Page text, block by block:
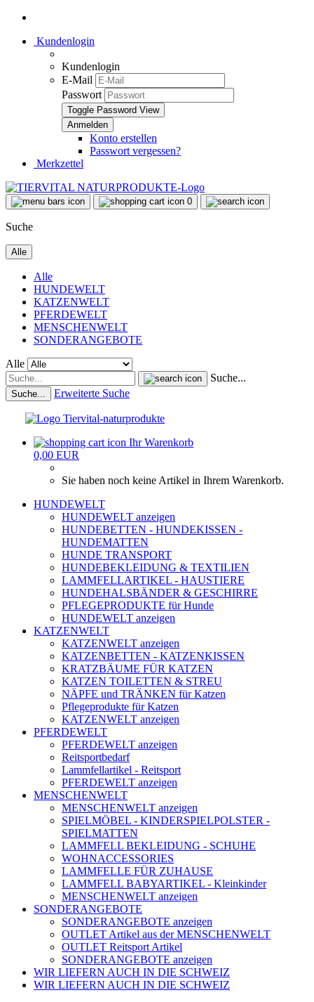
Kundenlogin
Kundenlogin
E-Mail
Passwort
Toggle Password View
Konto erstellen
Passwort vergessen?
Merkzettel
0
Suche
Alle
Alle
HUNDEWELT
KATZENWELT
PFERDEWELT
MENSCHENWELT
SONDERANGEBOTE
Alle
Suche...
Suche... Erweiterte Suche
Ihr Warenkorb
0,00 EUR
Sie haben noch keine Artikel in Ihrem Warenkorb.
HUNDEWELT
HUNDEWELT anzeigen
HUNDEBETTEN - HUNDEKISSEN -
HUNDEMATTEN
HUNDE TRANSPORT
HUNDEBEKLEIDUNG & TEXTILIEN
LAMMFELLARTIKEL - HAUSTIERE
HUNDEHALSBÄNDER & GESCHIRRE
PFLEGEPRODUKTE für Hunde
HUNDEWELT anzeigen
KATZENWELT
KATZENWELT anzeigen
KATZENBETTEN - KATZENKISSEN
KRATZBÄUME FÜR KATZEN
KATZEN TOILETTEN & STREU
NÄPFE und TRÄNKEN für Katzen
Pflegeprodukte für Katzen
KATZENWELT anzeigen
PFERDEWELT
PFERDEWELT anzeigen
Reitsportbedarf
Lammfellartikel - Reitsport
PFERDEWELT anzeigen
MENSCHENWELT
MENSCHENWELT anzeigen
SPIELMÖBEL - KINDERSPIELPOLSTER -
SPIELMATTEN
LAMMFELL BEKLEIDUNG - SCHUHE
WOHNACCESSORIES
LAMMFELLE FÜR ZUHAUSE
LAMMFELL BABYARTIKEL - Kleinkinder
MENSCHENWELT anzeigen
SONDERANGEBOTE
SONDERANGEBOTE anzeigen
OUTLET Artikel aus der MENSCHENWELT
OUTLET Reitsport Artikel
SONDERANGEBOTE anzeigen
WIR LIEFERN AUCH IN DIE SCHWEIZ
WIR LIEFERN AUCH IN DIE SCHWEIZ